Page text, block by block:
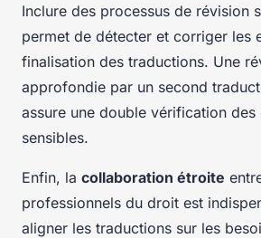
Inclure des processus de révision
permet de détecter et corriger les
finalisation des traductions. Une
approfondie par un second
assure une double vérification des
sensibles.
Enfin, la collaboration étroite
professionnels du droit est
aligner les traductions sur les